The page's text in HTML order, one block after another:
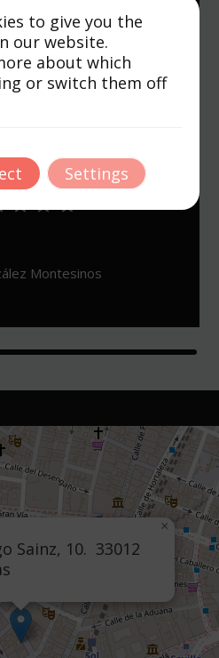
TP hace un par de años
la temporada de esquí,
Ana me entrenó y cuidó
y ahora volvemos
embarazo. 100%
a ti y a todas tus
tanto para Pilates
Montesinos
Sainz, 10. 33012
×
to give you the
our website.
about which
or switch them off
Settings